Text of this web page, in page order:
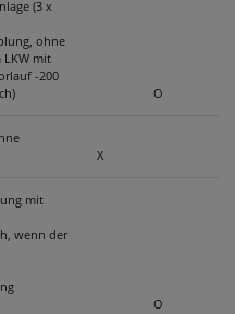
(3 x
ohne
LKW mit
-200
O
X
mit
wenn der
O